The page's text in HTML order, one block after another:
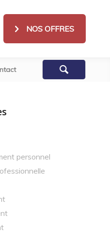
NOS OFFRES
personnel